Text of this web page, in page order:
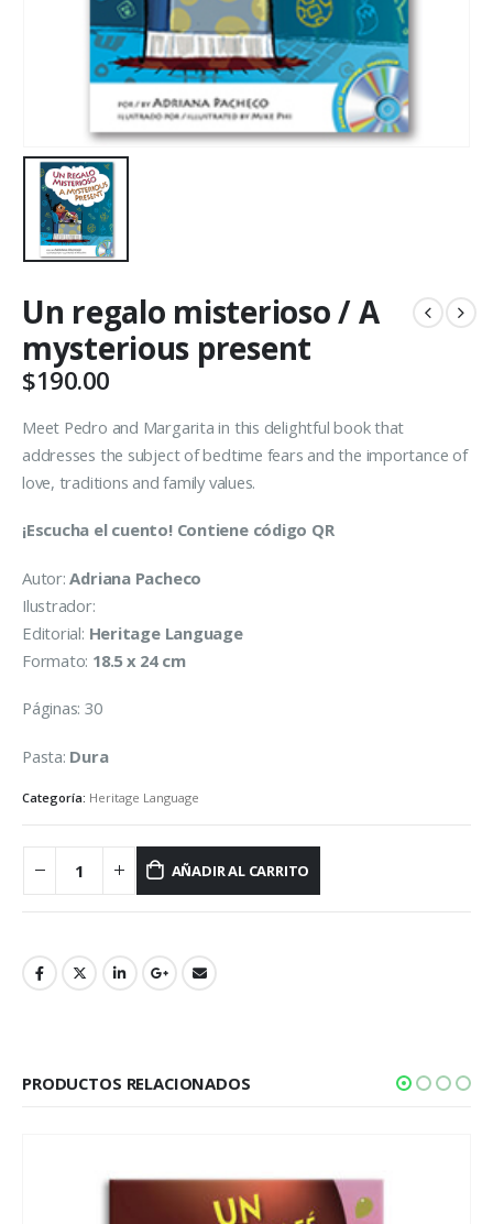
Un regalo misterioso / A
mysterious present
$190.00
Meet Pedro and Margarita in this delightful book that
addresses the subject of bedtime fears and the importance of
love, traditions and family values.
¡Escucha el cuento! Contiene código QR
Autor:Adriana Pacheco
Ilustrador:
Editorial: Heritage Language
Formato: 18.5 x 24 cm
Páginas: 30
Pasta: Dura
Categoría: Heritage Language
AÑADIR AL CARRITO
PRODUCTOS RELACIONADOS